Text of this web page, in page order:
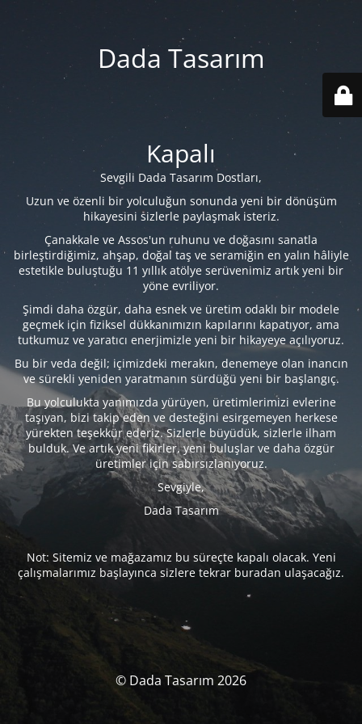
Dada Tasarım
Kapalı
Sevgili Dada Tasarım Dostları,
Uzun ve özenli bir yolculuğun sonunda yeni bir dönüşüm
hikayesini sizlerle paylaşmak isteriz.
Çanakkale ve Assos'un ruhunu ve doğasını sanatla
birleştirdiğimiz, ahşap, doğal taş ve seramiğin en yalın hâliyle
estetikle buluştuğu 11 yıllık atölye serüvenimiz artık yeni bir
yöne evriliyor.
Şimdi daha özgür, daha esnek ve üretim odaklı bir modele
geçmek için fiziksel dükkanımızın kapılarını kapatıyor, ama
tutkumuz ve yaratıcı enerjimizle yeni bir hikayeye açılıyoruz.
Bu bir veda değil; içimizdeki merakın, denemeye olan inancın
ve sürekli yeniden yaratmanın sürdüğü yeni bir başlangıç.
Bu yolculukta yanımızda yürüyen, üretimlerimizi evlerine
taşıyan, bizi takip eden ve desteğini esirgemeyen herkese
yürekten teşekkür ederiz. Sizlerle büyüdük, sizlerle ilham
bulduk. Ve artık yeni fikirler, yeni buluşlar ve daha özgür
üretimler için sabırsızlanıyoruz.
Sevgiyle,
Dada Tasarım
Not: Sitemiz ve mağazamız bu süreçte kapalı olacak. Yeni
çalışmalarımız başlayınca sizlere tekrar buradan ulaşacağız.
© Dada Tasarım 2026